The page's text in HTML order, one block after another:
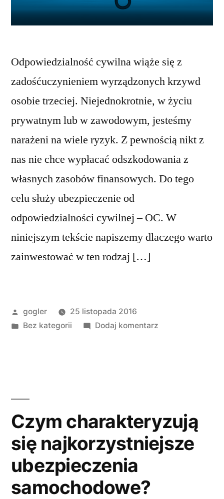
Odpowiedzialność cywilna wiąże się z
zadośćuczynieniem wyrządzonych krzywd
osobie trzeciej. Niejednokrotnie, w życiu
prywatnym lub w zawodowym, jesteśmy
narażeni na wiele ryzyk. Z pewnością nikt z
nas nie chce wypłacać odszkodowania z
własnych zasobów finansowych. Do tego
celu służy ubezpieczenie od
odpowiedzialności cywilnej – OC. W
niniejszym tekście napiszemy dlaczego warto
zainwestować w ten rodzaj […]
gogler
25 listopada 2016
Bez kategorii
Dodaj komentarz
Czym charakteryzują
się najkorzystniejsze
ubezpieczenia
samochodowe?